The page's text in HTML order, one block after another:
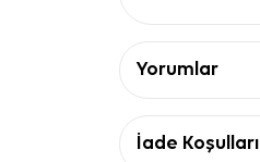
Yorumlar
İade Koşulları